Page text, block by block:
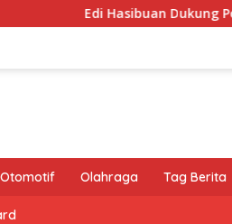
Edi Hasibuan Dukung Polri
Otomotif Olahraga Tag Berita